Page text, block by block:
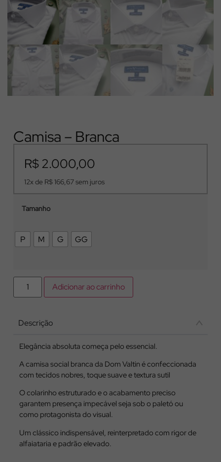
Camisa – Branca
R$ 2.000,00
12x de R$166,67sem juros
Tamanho
P M G GG
Adicionar ao carrinho
Descrição
Elegância absoluta começa pelo essencial.
A camisa social branca da Dom Valtin é confeccionada
com tecidos nobres, toque suave e textura sutil
O colarinho estruturado e o acabamento preciso
garantem presença impecável seja sob o paletó ou
como protagonista do visual.
Um clássico indispensável, reinterpretado com rigor de
alfaiataria e padrão elevado.